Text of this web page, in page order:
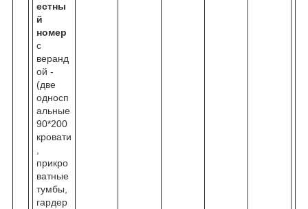
естны
й
номер
с
веранд
ой -
(две
односп
альные
90*200
кровати
,
прикро
ватные
тумбы,
гардер